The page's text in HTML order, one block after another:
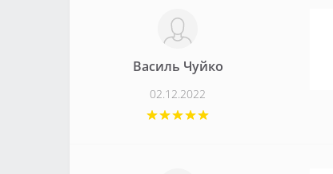
Василь Чуйко
02.12.2022